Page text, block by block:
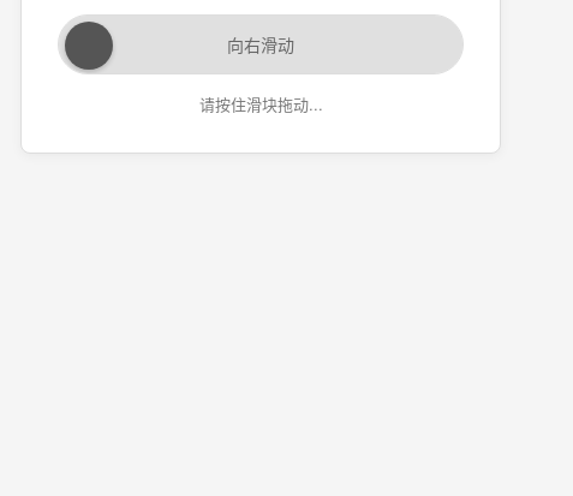
向右滑动
请按住滑块拖动...